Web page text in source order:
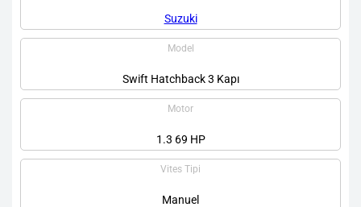
Suzuki
Model
Swift Hatchback 3 Kapı
Motor
1.3 69 HP
Vites Tipi
Manuel